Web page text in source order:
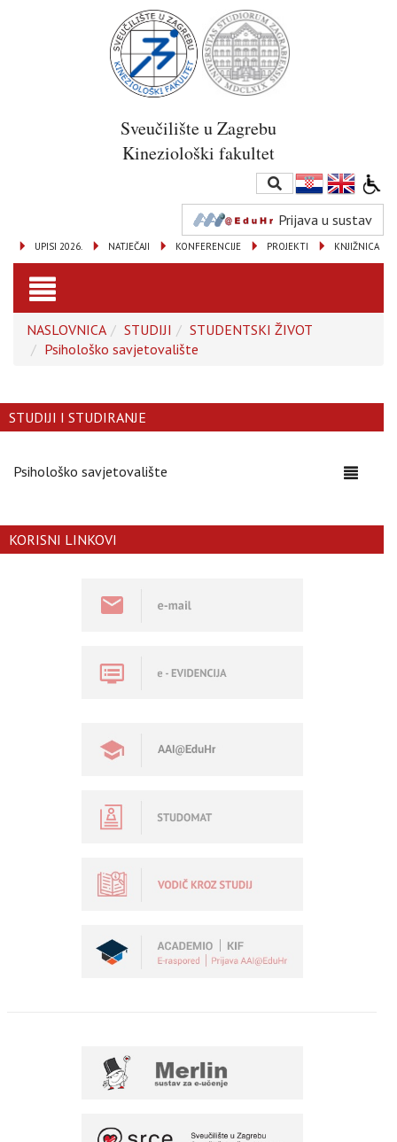
Sveučilište u Zagrebu
Kineziološki fakultet
Prijava u sustav
KNJIŽNICA
PROJEKTI
KONFERENCIJE
NATJEČAJI
UPISI 2026.
Toggle
navigation
NASLOVNICA STUDIJI
STUDENTSKI ŽIVOT
Psihološko savjetovalište
STUDIJI I STUDIRANJE
Psihološko savjetovalište
KORISNI LINKOVI